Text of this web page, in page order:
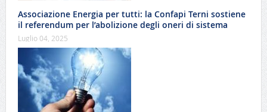
Associazione Energia per tutti: la Confapi Terni sostiene
il referendum per l’abolizione degli oneri di sistema
Luglio 04, 2025